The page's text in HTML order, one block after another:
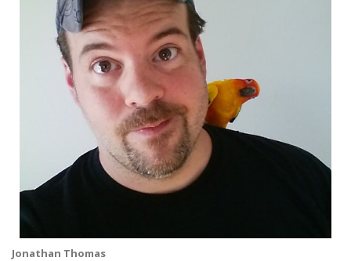
Jonathan Thomas